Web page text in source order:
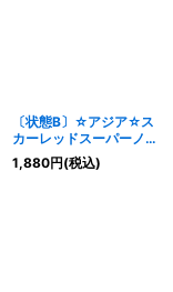
〔状態B〕☆アジア☆ス
カーレッドスーパーノヴ
ァドラゴン【OFプリズ
マティックシークレッ
1,880円(税込)